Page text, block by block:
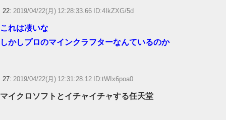
22: 2019/04/22(月) 12:28:33.66 ID:4IkZXG/5d
これは凄いな
しかしプロのマインクラフターなんているのか
27: 2019/04/22(月) 12:31:28.12 ID:tWIx6poa0
マイクロソフトとイチャイチャする任天堂